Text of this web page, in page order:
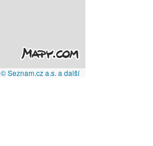
© Seznam.cz a.s. a další